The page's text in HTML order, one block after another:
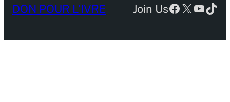
DON POUR L’IVRE Join UsFacebook
X